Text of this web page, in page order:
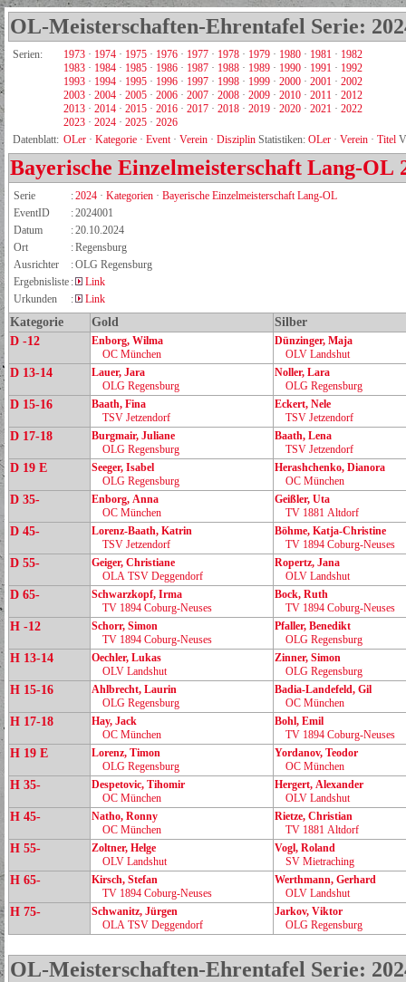
OL-Meisterschaften-Ehrentafel Serie:
Serien: 1973 · 1974 · 1975 · 1976 · 1977 · 1978 · 1979 · 1980 · 1981 · 1982
1983 · 1984 · 1985 · 1986 · 1987 · 1988 · 1989 · 1990 · 1991 · 1992
1993 · 1994 · 1995 · 1996 · 1997 · 1998 · 1999 · 2000 · 2001 · 2002
2003 · 2004 · 2005 · 2006 · 2007 · 2008 · 2009 · 2010 · 2011 · 2012
2013 · 2014 · 2015 · 2016 · 2017 · 2018 · 2019 · 2020 · 2021 · 2022
2023 · 2024 · 2025 · 2026
Datenblatt: OLer · Kategorie · Event· Verein · Disziplin Statistiken: OLer · Verein · Titel
Bayerische Einzelmeisterschaft Lang-OL
Serie :2024 · Kategorien · Bayerische Einzelmeisterschaft Lang-OL
EventID
:2024001
Datum
:20.10.2024
Ort
:Regensburg
Ausrichter
:OLG Regensburg
Ergebnisliste :
Link
Urkunden
: Link
Kategorie Gold
Silber
D -12
Enborg, Wilma
OC München
Dünzinger, Maja
OLV Landshut
D 13-14
Lauer, Jara
OLG Regensburg
Noller, Lara
OLG Regensburg
D 15-16
Baath, Fina
TSV Jetzendorf
Eckert, Nele
TSV Jetzendorf
D 17-18
Burgmair, Juliane
OLG Regensburg
Baath, Lena
TSV Jetzendorf
D 19 E
Seeger, Isabel
OLG Regensburg
Herashchenko, Dianora
OC München
D 35-
Enborg, Anna
OC München
Geißler, Uta
TV 1881 Altdorf
D 45-
Lorenz‑Baath, Katrin
TSV Jetzendorf
Böhme, Katja‑Christine
TV 1894 Coburg‑Neuses
D 55-
Geiger, Christiane
OLA TSV Deggendorf
Ropertz, Jana
OLV Landshut
D 65-
Schwarzkopf, Irma
TV 1894 Coburg‑Neuses
Bock, Ruth
TV 1894 Coburg‑Neuses
H -12
Schorr, Simon
TV 1894 Coburg‑Neuses
Pfaller, Benedikt
OLG Regensburg
H 13-14
Oechler, Lukas
OLV Landshut
Zinner, Simon
OLG Regensburg
H 15-16
Ahlbrecht, Laurin
OLG Regensburg
Badia‑Landefeld, Gil
OC München
H 17-18
Hay, Jack
OC München
Bohl, Emil
TV 1894 Coburg‑Neuses
H 19 E
Lorenz, Timon
OLG Regensburg
Yordanov, Teodor
OC München
H 35-
Despetovic, Tihomir
OC München
Hergert, Alexander
OLV Landshut
H 45-
Natho, Ronny
OC München
Rietze, Christian
TV 1881 Altdorf
H 55-
Zoltner, Helge
OLV Landshut
Vogl, Roland
SV Mietraching
H 65-
Kirsch, Stefan
TV 1894 Coburg‑Neuses
Werthmann, Gerhard
OLV Landshut
H 75-
Schwanitz, Jürgen
OLA TSV Deggendorf
Jarkov, Viktor
OLG Regensburg
OL-Meisterschaften-Ehrentafel Serie: